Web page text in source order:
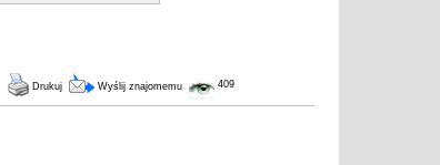
Drukuj Wyślij znajomemu 409